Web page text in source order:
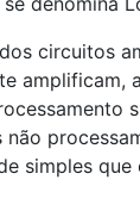
circuitos
amplificam,
simples